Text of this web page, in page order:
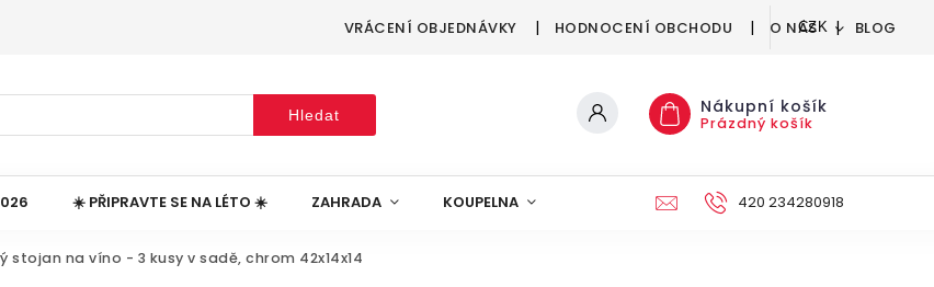
VRÁCENÍ OBJEDNÁVKY HODNOCENÍ OBCHODU O NÁS BLOG
CZK
Hledat Nákupní košík
Prázdný košík
☀️ PŘIPRAVTE SE NA LÉTO ☀️ ZAHRADA KOUPELNA DEKORACE
420 234280918
stojan na víno - 3 kusy v sadě, chrom 42x14x14